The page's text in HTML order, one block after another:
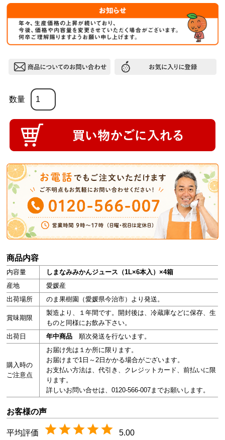
商品内容
内容量
しまなみみかんジュース（1L×6本入）×4箱
産地
愛媛産
出荷場所
のま果樹園（愛媛県今治市）より発送。
賞味期限
製造より、１年間です。開封後は、冷蔵庫などに保存、生
ものと同様にお飲み下さい。
出荷日
年中商品 順次発送を行ないます。
購入時の
ご注意点
お届け先は１か所に限ります。
お届けまで1日～2日かかる場合がございます。
お支払い方法は、代引き、クレジットカード、前払いに限
ります。
詳しいお問い合せは、0120-566-007までお願いします。
5.00